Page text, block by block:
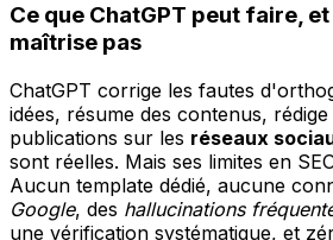
Ce que ChatGPT peut faire,
maîtrise pas
ChatGPT corrige les fautes
idées, résume des contenus,
publications sur les réseaux
sont réelles. Mais ses limites en
Aucun template dédié, aucune
Google, des hallucinations
une vérification systématique, et